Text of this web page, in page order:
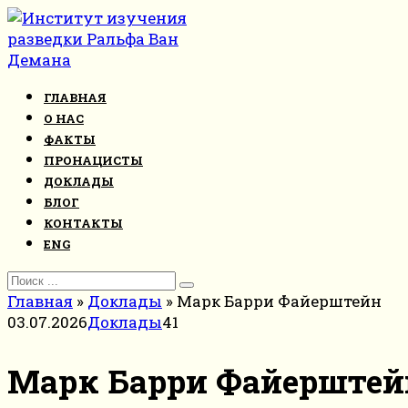
Перейти
к
контенту
ГЛАВНАЯ
О НАС
ФАКТЫ
ПРОНАЦИСТЫ
ДОКЛАДЫ
БЛОГ
КОНТАКТЫ
ENG
Search
for:
Главная » Доклады » Марк Барри Файерштейн
03.07.2026Доклады41
Марк Барри